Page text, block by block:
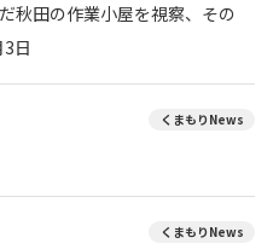
秋田の作業小屋を視察、その
日
くまもりNews
くまもりNews